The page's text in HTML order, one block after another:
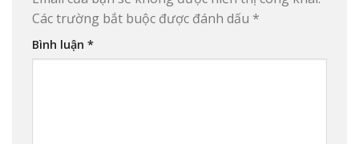
Các trường bắt buộc được đánh dấu *
Bình luận *